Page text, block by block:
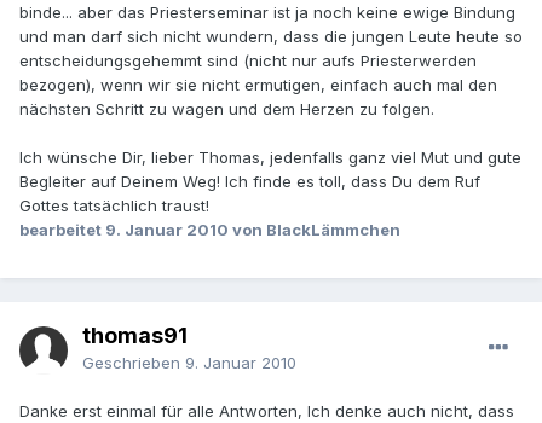
binde... aber das Priesterseminar ist ja noch keine ewige Bindung
und man darf sich nicht wundern, dass die jungen Leute heute so
entscheidungsgehemmt sind (nicht nur aufs Priesterwerden
bezogen), wenn wir sie nicht ermutigen, einfach auch mal den
nächsten Schritt zu wagen und dem Herzen zu folgen.
Ich wünsche Dir, lieber Thomas, jedenfalls ganz viel Mut und gute
Begleiter auf Deinem Weg! Ich finde es toll, dass Du dem Ruf
Gottes tatsächlich traust!
bearbeitet 9. Januar 2010 von BlackLämmchen
thomas91
Geschrieben 9. Januar 2010
Danke erst einmal für alle Antworten, Ich denke auch nicht, dass